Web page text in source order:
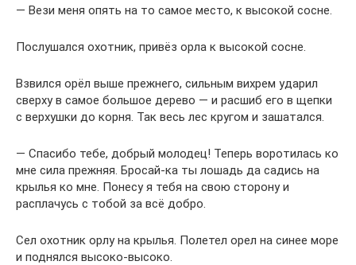
— Вези меня опять на то самое место, к высокой сосне.
Послушался охотник, привёз орла к высокой сосне.
Взвился орёл выше прежнего, сильным вихрем ударил
сверху в самое большое дерево — и расшиб его в щепки
с верхушки до корня. Так весь лес кругом и зашатался.
— Спасибо тебе, добрый молодец! Теперь воротилась ко
мне сила прежняя. Бросай-ка ты лошадь да садись на
крылья ко мне. Понесу я тебя на свою сторону и
расплачусь с тобой за всё добро.
Сел охотник орлу на крылья. Полетел орел на синее море
и поднялся высоко-высоко.